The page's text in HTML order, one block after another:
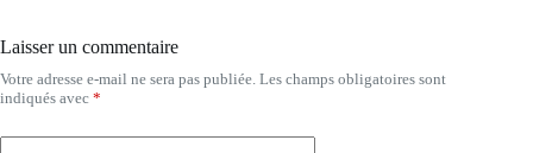
Laisser un commentaire
Votre adresse e-mail ne sera pas publiée. Les champs obligatoires sont
indiqués avec *
A
l